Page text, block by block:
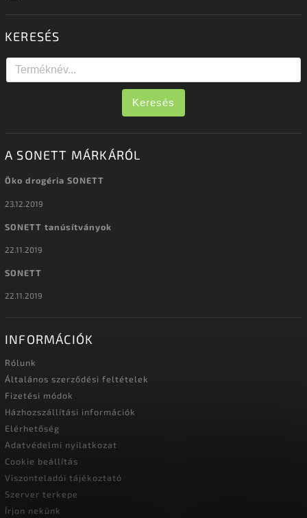
KERESÉS
Keresés
A SONETT MÁRKÁRÓL
Öko drogéria SONETT
23.12.2019
SONETT tanúsítványok
22.11.2019
SONETT
22.11.2019
INFORMÁCIÓK
Rólunk
Általános szerződési feltételek
Fizetési módok
Házhozszállítási információk
Elérhetőség
Adatvédelmi nyilatkozat
Cookie beállítás
Viszonteladói tájékoztató
Szerver terkepe
Írjon nekünk